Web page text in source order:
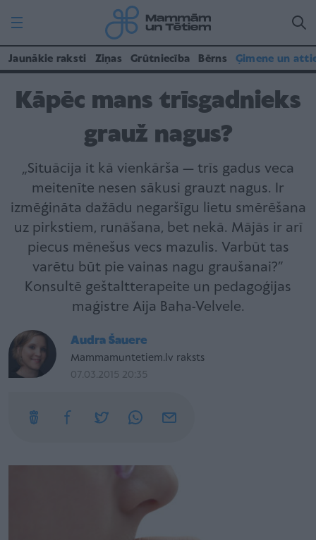
Jaunākie raksti Ziņas Grūtniecība Bērns Ģimene un
Kāpēc mans trīsgadnieks
grauž nagus?
„Situācija it kā vienkārša — trīs gadus veca
meitenīte nesen sākusi grauzt nagus. Ir
izmēģināta dažādu negaršīgu lietu smērēšana
uz pirkstiem, runāšana, bet nekā. Mājās ir arī
piecus mēnešus vecs mazulis. Varbūt tas
varētu būt pie vainas nagu graušanai?”
Konsultē geštaltterapeite un pedagoģijas
maģistre Aija Baha-Velvele.
Audra Šauere
Mammamuntetiem.lv raksts
07.03.2015 20:35